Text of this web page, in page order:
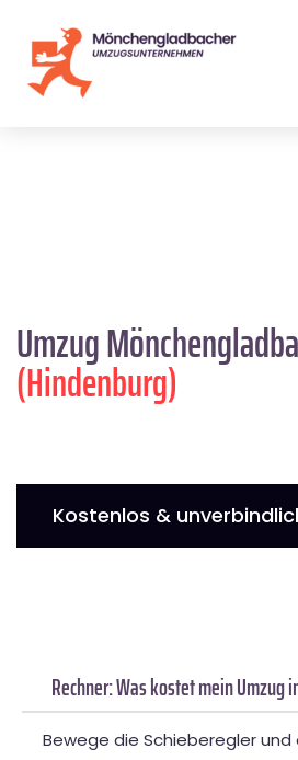
Umzug
(Hindenburg)
Kostenlos &
Rechner: Was kostet mein Umzug
Bewege die Schieberegler